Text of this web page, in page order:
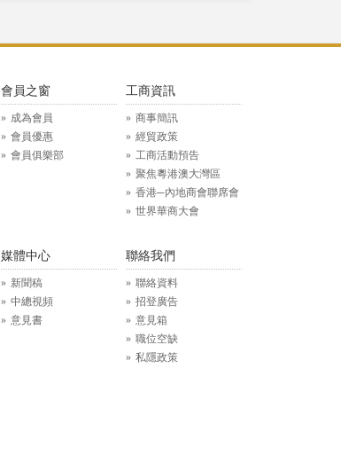
會員之窗
成為會員
會員優惠
會員俱樂部
工商資訊
商事簡訊
經貿政策
工商活動預告
聚焦粵港澳大灣區
香港─內地商會聯席會
世界華商大會
媒體中心
新聞稿
中總視頻
意見書
聯絡我們
聯絡資料
招登廣告
意見箱
職位空缺
私隱政策